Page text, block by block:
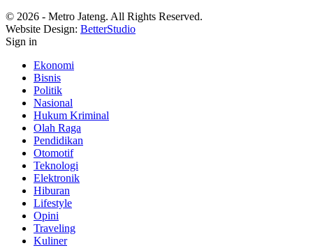
© 2026 - Metro Jateng. All Rights Reserved.
Website Design: BetterStudio
Sign in
Ekonomi
Bisnis
Politik
Nasional
Hukum Kriminal
Olah Raga
Pendidikan
Otomotif
Teknologi
Elektronik
Hiburan
Lifestyle
Opini
Traveling
Kuliner